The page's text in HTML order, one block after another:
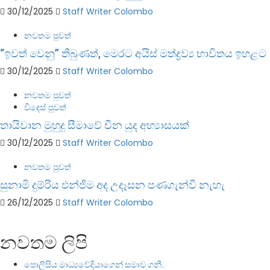
30/12/2025
Staff Writer Colombo
නවතම පුවත්
“ඉවත් වෙනු” තිබුණත්, මෙරට අයිස් මත්ද්‍රව්‍ය භාවිතය ඉහළට
30/12/2025
Staff Writer Colombo
නවතම පුවත්
විදෙස් පුවත්
තායිවාන මුහුදු සීමාවේ චීන යුද අභ්‍යාසයක්
30/12/2025
Staff Writer Colombo
නවතම පුවත්
සුනාමි දුම්රිය එන්ජිම අද උදෑසන පණගැන්වී නැහැ
26/12/2025 Staff Writer Colombo
නවතම ලිපි
පොලිසිය මාධ්‍යවේදියාගෙන් සමාව ගනී..